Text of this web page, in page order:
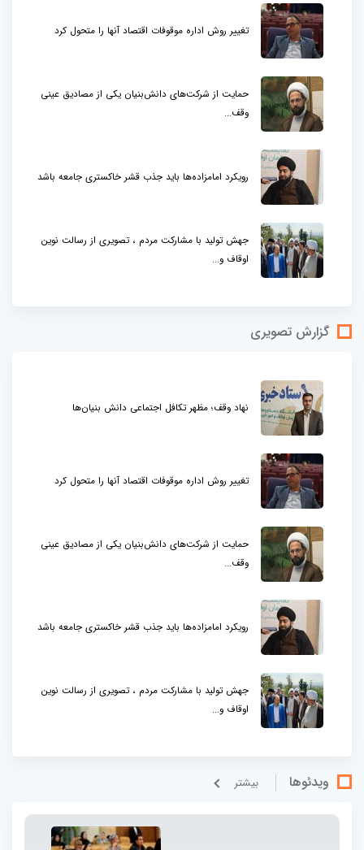
تغییر روش اداره موقوفات اقتصاد آنها را متحول کرد
حمایت از شرکت‌های دانش‌بنیان یکی از مصادیق عینی
وقف...
رویکرد امامزاده‌ها باید جذب قشر خاکستری جامعه باشد
جهش تولید با مشارکت مردم ، تصویری از رسالت نوین
اوقاف و...
گزارش تصویری
نهاد وقف؛ مظهر تکافل اجتماعی دانش بنیان‌ها
تغییر روش اداره موقوفات اقتصاد آنها را متحول کرد
حمایت از شرکت‌های دانش‌بنیان یکی از مصادیق عینی
وقف...
رویکرد امامزاده‌ها باید جذب قشر خاکستری جامعه باشد
جهش تولید با مشارکت مردم ، تصویری از رسالت نوین
اوقاف و...
ویدئوها بيشتر